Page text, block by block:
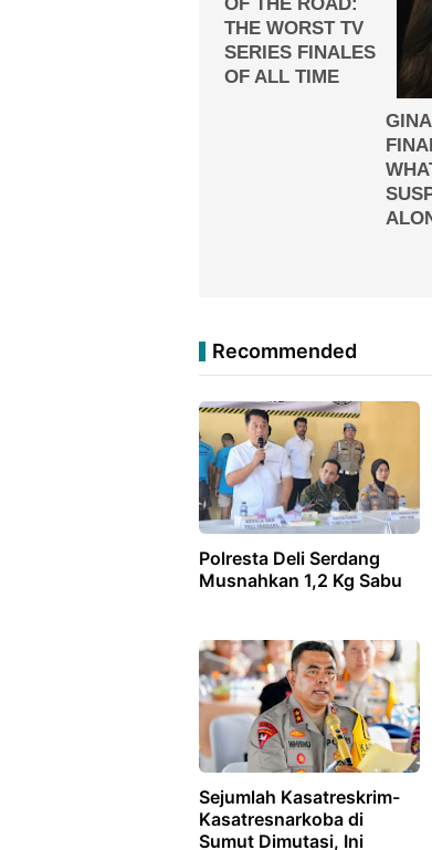
Recommended
Polresta Deli Serdang
Musnahkan 1,2 Kg Sabu
Sejumlah Kasatreskrim-
Kasatresnarkoba di
Sumut Dimutasi, Ini